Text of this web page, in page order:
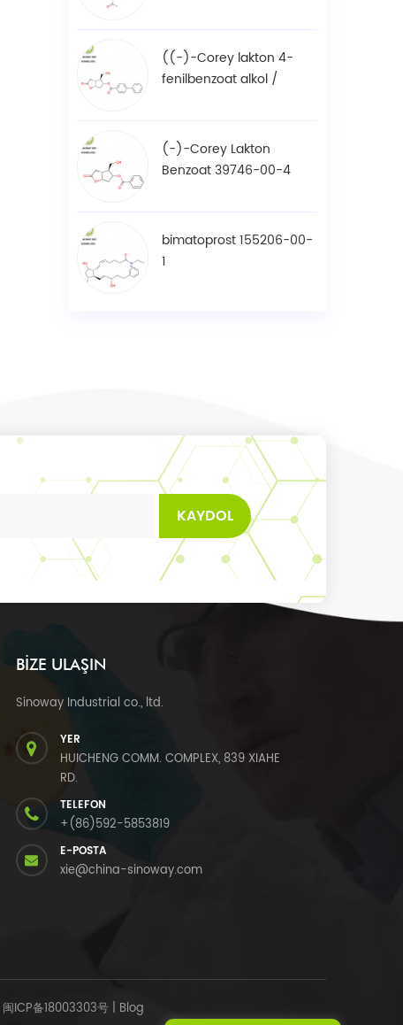
((-)-Corey lakton 4-
fenilbenzoat alkol /
(-)-Corey Lakton
Benzoat 39746-00-4
bimatoprost 155206-00-
1
KAYDOL
BIZE ULAŞIN
Sinoway Industrial co., ltd.
YER
HUICHENG COMM. COMPLEX, 839 XIAHE
RD.
TELEFON
+(86)592-5853819
E-POSTA
xie@china-sinoway.com
闽ICP备18003303号 | Blog